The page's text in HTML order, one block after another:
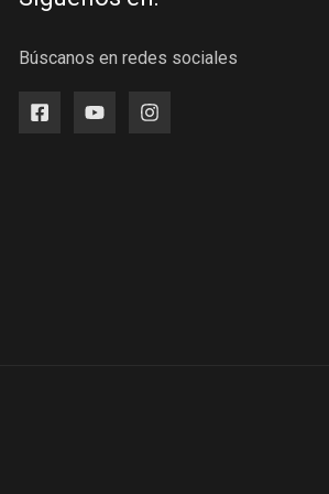
Búscanos en redes sociales